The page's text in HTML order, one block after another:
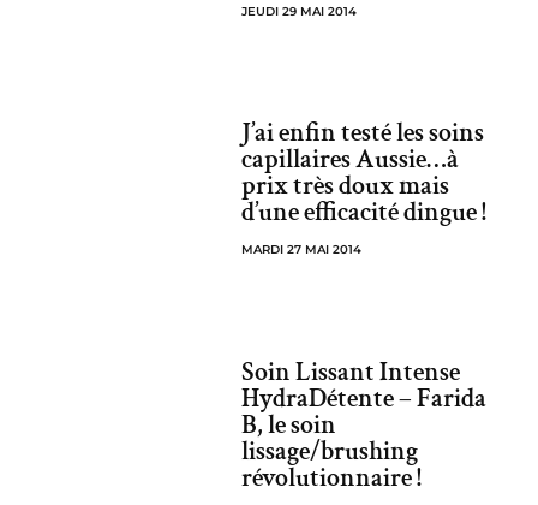
JEUDI 29 MAI 2014
J’ai enfin testé les soins
capillaires Aussie…à
prix très doux mais
d’une efficacité dingue !
MARDI 27 MAI 2014
Soin Lissant Intense
HydraDétente – Farida
B, le soin
lissage/brushing
révolutionnaire !